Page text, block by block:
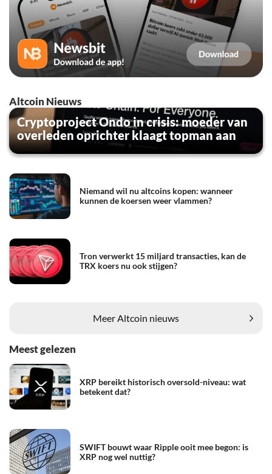
Altcoin Nieuws
Cryptoproject Ondo in crisis: moeder van
overleden oprichter klaagt topman aan
Niemand wil nu altcoins kopen: wanneer
kunnen de koersen weer vlammen?
Tron verwerkt 15 miljard transacties, kan de
TRX koers nu ook stijgen?
Meer Altcoin nieuws
Meest gelezen
XRP bereikt historisch oversold-niveau: wat
betekent dat?
SWIFT bouwt waar Ripple ooit mee begon: is
XRP nog wel nuttig?